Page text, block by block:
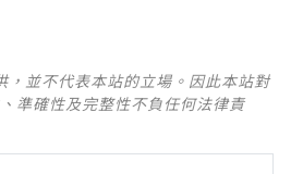
，並不代表本站的立場。因此本站對
準確性及完整性不負任何法律責